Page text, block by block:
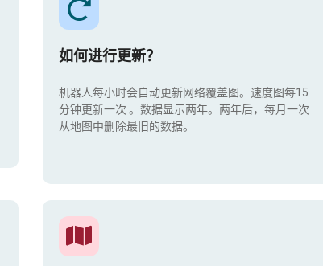
如何进行更新？
机器人每小时会自动更新网络覆盖图。速度图每15
分钟更新一次 。数据显示两年。两年后，每月一次
从地图中删除最旧的数据。